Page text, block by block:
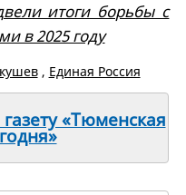
итоги борьбы с
в 2025 году
, Единая Россия
«Тюменская